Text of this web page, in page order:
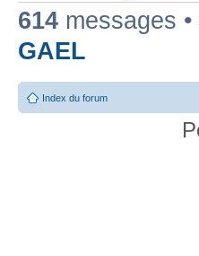
614 messages •
GAEL
Index du forum